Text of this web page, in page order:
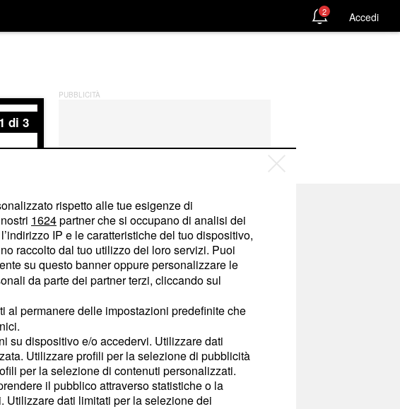
2 Accedi
1 di 3
2026
PUBBLICITÀ
/ OMICIDIO DI PIERINA
PAGANELLI, LA NUORA
MANUELA INDAGATA PER
FAVOREGGIAMENTO
rispetto alle tue esigenze di
1624partner che si occupano di analisi dei
IP e le caratteristiche del tuo dispositivo,
raccolto dal tuo utilizzo dei loro servizi. Puoi
su questo banner oppure personalizzare le
da parte dei partner terzi, cliccando sul
al permanere delle impostazioni predefinite che
su dispositivo e/o accedervi. Utilizzare dati
Utilizzare profili per la selezione di pubblicità
per la selezione di contenuti personalizzati.
il pubblico attraverso statistiche o la
dati limitati per la selezione dei